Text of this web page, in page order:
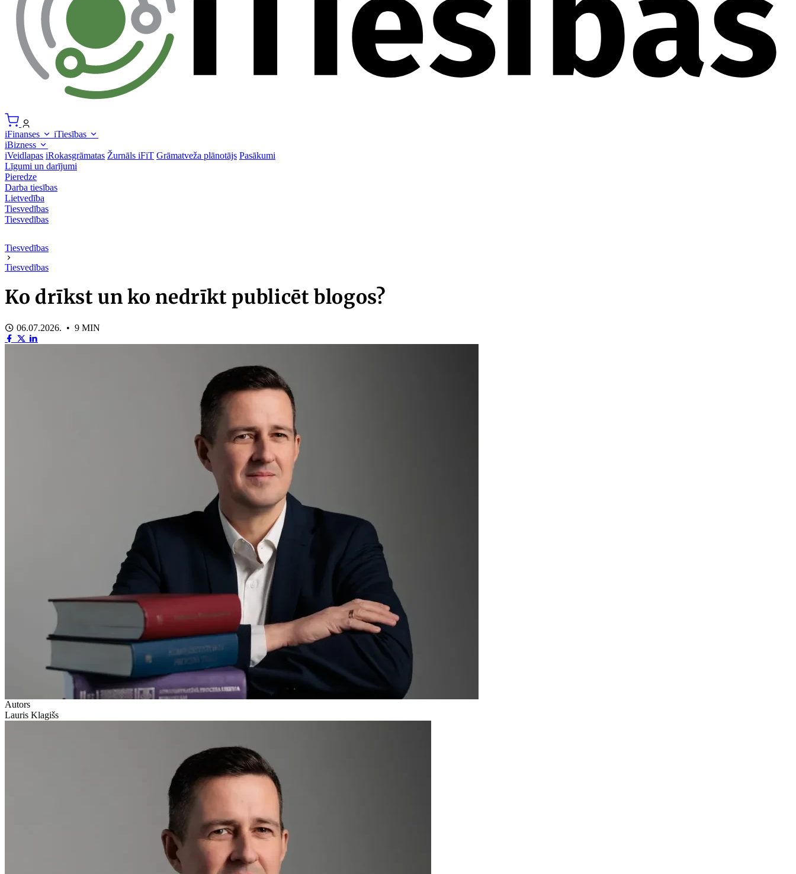
iFinanses
iTiesības
iBizness
iVeidlapas iRokasgrāmatas Žurnāls iFiT Grāmatveža plānotājs Pasākumi
Līgumi un darījumi
Pieredze
Darba tiesības
Lietvedība
Tiesvedības
Tiesvedības
Tiesvedības
Tiesvedības
Ko drīkst un ko nedrīkt publicēt blogos?
06.07.2026. • 9 MIN
Autors
Lauris Klagišs